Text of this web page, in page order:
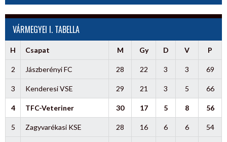
VÁRMEGYEI I. TABELLA
H Csapat M Gy D V P
2 Jászberényi FC 28 22 3 3 69
3 Kenderesi VSE 29 21 3 5 66
4 TFC-Veteriner 30 17 5 8 56
5 Zagyvarékasi KSE 28 16 6 6 54